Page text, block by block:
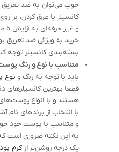
خوب می‌توان به ضد تعریق
کانسیلر با عرق کردن،
و غیر حرفه‌ای به آرایش
خرید به ویژگی ضد تعریق
بسته‌بندی کانسیلر توجه
متناسب با نوع و رنگ
باید با توجه به رنگ و نوع
قطعا بهترین کانسیلر‌های
هستند و با انواع
با انتخاب از برند‌های نام
و متناسب با پوست خود
به این نکته ضروری است
یک درجه روشن‌تر ازکرم